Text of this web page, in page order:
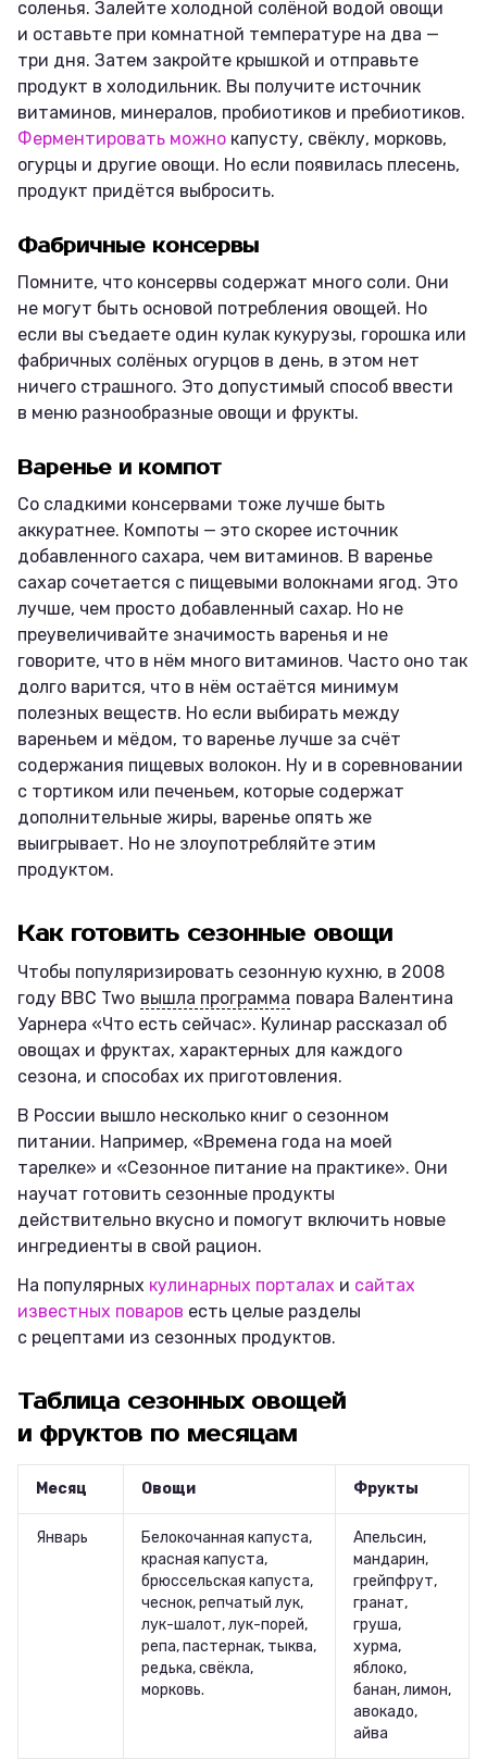
соленья. Залейте холодной солёной водой овощи
и оставьте при комнатной температуре на два —
три дня. Затем закройте крышкой и отправьте
продукт в холодильник. Вы получите источник
витаминов, минералов, пробиотиков и пребиотиков.
Ферментировать можно капусту, свёклу, морковь,
огурцы и другие овощи. Но если появилась плесень,
продукт придётся выбросить.
Фабричные консервы
Помните, что консервы содержат много соли. Они
не могут быть основой потребления овощей. Но
если вы съедаете один кулак кукурузы, горошка или
фабричных солёных огурцов в день, в этом нет
ничего страшного. Это допустимый способ ввести
в меню разнообразные овощи и фрукты.
Варенье и компот
Со сладкими консервами тоже лучше быть
аккуратнее. Компоты — это скорее источник
добавленного сахара, чем витаминов. В варенье
сахар сочетается с пищевыми волокнами ягод. Это
лучше, чем просто добавленный сахар. Но не
преувеличивайте значимость варенья и не
говорите, что в нём много витаминов. Часто оно так
долго варится, что в нём остаётся минимум
полезных веществ. Но если выбирать между
вареньем и мёдом, то варенье лучше за счёт
содержания пищевых волокон. Ну и в соревновании
с тортиком или печеньем, которые содержат
дополнительные жиры, варенье опять же
выигрывает. Но не злоупотребляйте этим
продуктом.
Как готовить сезонные овощи
Чтобы популяризировать сезонную кухню, в 2008
году BBC Two вышла программа повара Валентина
Уарнера «Что есть сейчас». Кулинар рассказал об
овощах и фруктах, характерных для каждого
сезона, и способах их приготовления.
В России вышло несколько книг о сезонном
питании. Например, «Времена года на моей
тарелке» и «Сезонное питание на практике». Они
научат готовить сезонные продукты
действительно вкусно и помогут включить новые
ингредиенты в свой рацион.
На популярных кулинарных порталах и сайтах
известных поваров есть целые разделы
с рецептами из сезонных продуктов.
Таблица сезонных овощей
и фруктов по месяцам
Месяц Овощи Фрукты
Январь
Белокочанная капуста,
красная капуста,
брюссельская капуста,
чеснок, репчатый лук,
лук-шалот, лук-порей,
репа, пастернак, тыква,
редька, свёкла,
морковь.
Апельсин,
мандарин,
грейпфрут,
гранат,
груша,
хурма,
яблоко,
банан, лимон,
авокадо,
айва